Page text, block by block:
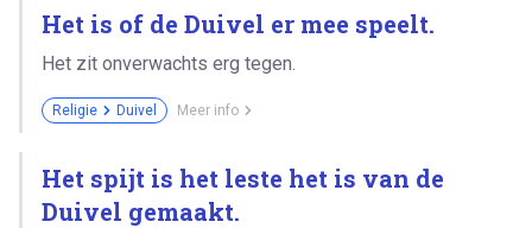
Het is of de Duivel er mee speelt.
Het zit onverwachts erg tegen.
Religie Duivel Meer info
Het spijt is het leste het is van de
Duivel gemaakt.